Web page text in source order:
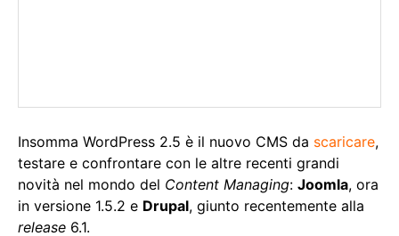
Insomma WordPress 2.5 è il nuovo CMS da scaricare,
testare e confrontare con le altre recenti grandi
novità nel mondo del Content Managing: Joomla, ora
in versione 1.5.2 e Drupal, giunto recentemente alla
release 6.1.